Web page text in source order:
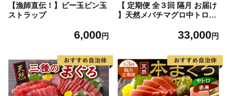
【漁師直伝！】ビー玉ビン玉
ストラップ
6,000円
【 定期便 全３回 隔月 お届け
】天然メバチマグロ中トロセ
回 合計３回 メバチマグロ
然まぐろ 天然マグロ まぐろ
鮪 刺身 お刺身 食べ比べ 魚
さかな 新鮮 高知 室戸 冷凍
瞬間冷凍 小分け 便利 )
33,000円